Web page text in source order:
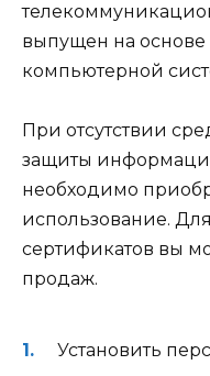
выпущен на
компьютерной
При отсутствии
защиты
необходимо
использование.
сертификатов вы
продаж.
Установить